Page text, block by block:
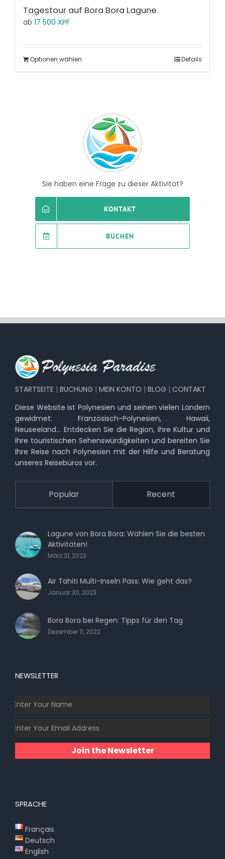
Tagestour auf Bora Bora Lagune
ab 17 500 XPF
Optionen wählen Details
Sie haben eine Frage zu dieser Aktivität?
KONTAKT
BUCHEN
STARTSEITE | BUCHUNG | MEIN KONTO | BLOG | CONTAKT
Diese Website ist Polynesien und seinen vielen Ländern
gewidmet: Französisch-Polynesien, Hawaii,
Neuseeland… Entdecken Sie die Region, ihre Kultur und
ihre touristischen Sehenswürdigkeiten und bereiten Sie
Ihre Reise nach Polynesien mit der Hilfe und Beratung
unseres Reisebüros vor.
Popular Recent
Lagune von Bora Bora: Wählen Sie die besten
Aktivitäten!
März 31, 2023
Air Tahiti Multi-Inseln Pass: Wie geht das?
Januar 30, 2023
Bora Bora bei Regen: Tipps für den Tag
Dezember 11, 2022
NEWSLETTER
Join the Newsletter
SPRACHE
Français
Deutsch
English